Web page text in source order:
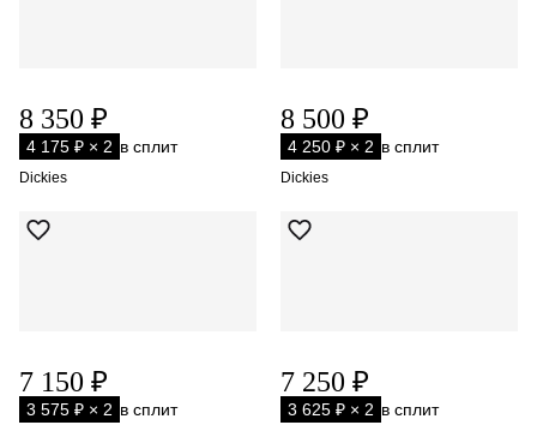
8 350 ₽
4 175 ₽ × 2 в сплит
Dickies
8 500 ₽
4 250 ₽ × 2 в сплит
Dickies
7 150 ₽
3 575 ₽ × 2 в сплит
7 250 ₽
3 625 ₽ × 2 в сплит